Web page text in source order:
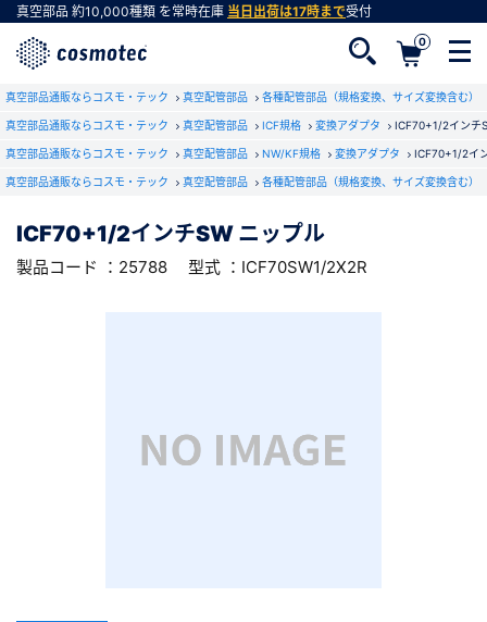
真空部品 約10,000種類 を常時在庫 当日出荷は17時まで受付
0
真空部品通販ならコスモ・テック 真空配管部品 各種配管部品（規格変換、サイズ変換含む）
真空部品通販ならコスモ・テック 真空配管部品 ICF規格 変換アダプタ ICF70+1/2インチ
真空部品通販ならコスモ・テック 真空配管部品 NW/KF規格 変換アダプタ ICF70+1/2イ
真空部品通販ならコスモ・テック 真空配管部品 各種配管部品（規格変換、サイズ変換含む）
ICF70+1/2インチSW ニップル
製品コード ：25788 型式 ：ICF70SW1/2X2R
RoHS2適合報告書のダウンロード
下記製品のRoHS2適合報告書のダウンロードをします。
ICF70+1/2インチSW ニップル
会社・学校・研究機関名
会員登録がお済みでない方
会員登録をすれば、便利な機能がご利用いただけ
ます。